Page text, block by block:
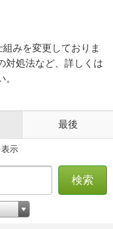
みを変更しておりま
対処法など、詳しくは
最後
示
検索